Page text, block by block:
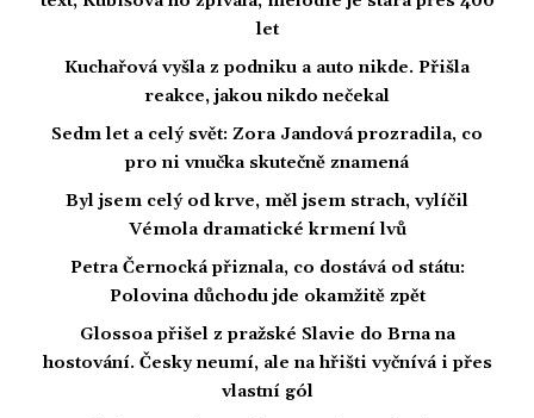
let
Kuchařová vyšla z podniku a auto nikde. Přišla
reakce, jakou nikdo nečekal
Sedm let a celý svět: Zora Jandová prozradila, co
pro ni vnučka skutečně znamená
Byl jsem celý od krve, měl jsem strach, vylíčil
Vémola dramatické krmení lvů
Petra Černocká přiznala, co dostává od státu:
Polovina důchodu jde okamžitě zpět
Glossoa přišel z pražské Slavie do Brna na
hostování. Česky neumí, ale na hřišti vyčnívá i přes
vlastní gól